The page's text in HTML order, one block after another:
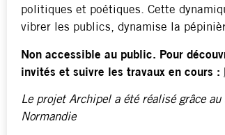
politiques et poétiques. Cette
vibrer les publics, dynamise la
Non accessible au public. Pour
invités et suivre les travaux en cours :
Le projet Archipel a été réalisé grâce
Normandie